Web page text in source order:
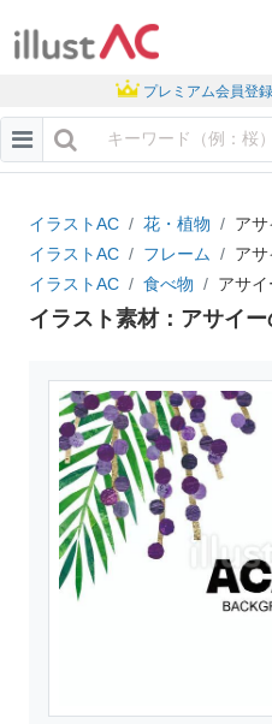
プレミアム会員登録
イラストAC 花・植物
ア
イラストAC
フレーム
ア
イラストAC
食べ物 アサ
イラスト素材：アサイ